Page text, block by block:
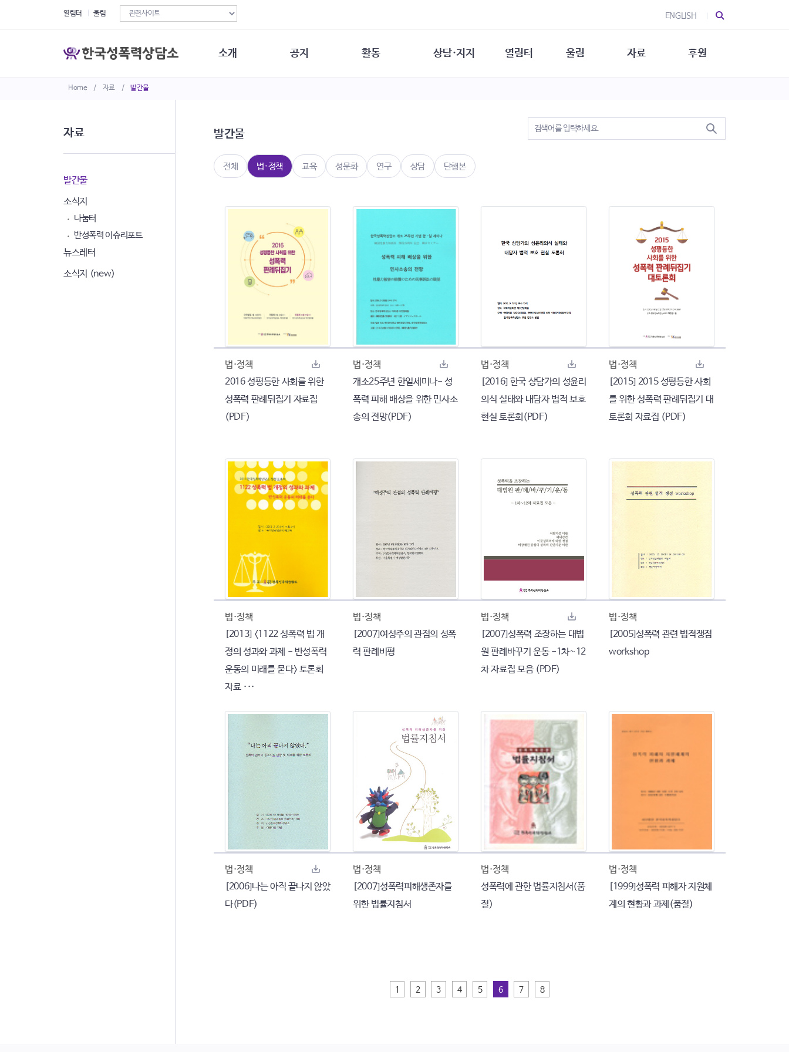
Home / 자료 / 발간물
열림터 울림 ENGLISH
소개
오시는길
정관·규정·약속
비전선언문
공지 활동
생존자 역량강화
여성·인권·국제연대
상담·지지
함께 고민하기
상담 통계
열림터 울림 자료
뉴스레터
후원
자료
발간물
소식지
나눔터
반성폭력 이슈리포트
뉴스레터
소식지 (new)
발간물
전체 법·정책 교육 성문화 연구 상담 단행본
법·정책
2016 성평등한 사회를 위한
성폭력 판례뒤집기 자료집
(PDF)
법·정책
개소25주년 한일세미나- 성
폭력 피해 배상을 위한 민사소
송의 전망(PDF)
법·정책
[2016] 한국 상담가의 성윤리
의식 실태와 내담자 법적 보호
현실 토론회(PDF)
법·정책
[2015] 2015 성평등한 사회
를 위한 성폭력 판례뒤집기 대
토론회 자료집 (PDF)
법·정책
[2013] <1122 성폭력 법 개
정의 성과와 과제 - 반성폭력
운동의 미래를 묻다> 토론회
자료 ···
법·정책
[2007]여성주의 관점의 성폭
력 판례비평
법·정책
[2007]성폭력 조장하는 대법
원 판례바꾸기 운동 -1차~12
차 자료집 모음 (PDF)
법·정책
[2005]성폭력 관련 법적쟁점
workshop
법·정책
[2006]나는 아직 끝나지 않았
다(PDF)
법·정책
[2007]성폭력피해생존자를
위한 법률지침서
법·정책
성폭력에 관한 법률지침서(품
절)
법·정책
[1999]성폭력 피해자 지원체
계의 현황과 과제(품절)
1 2 3 4 5 6 7 8